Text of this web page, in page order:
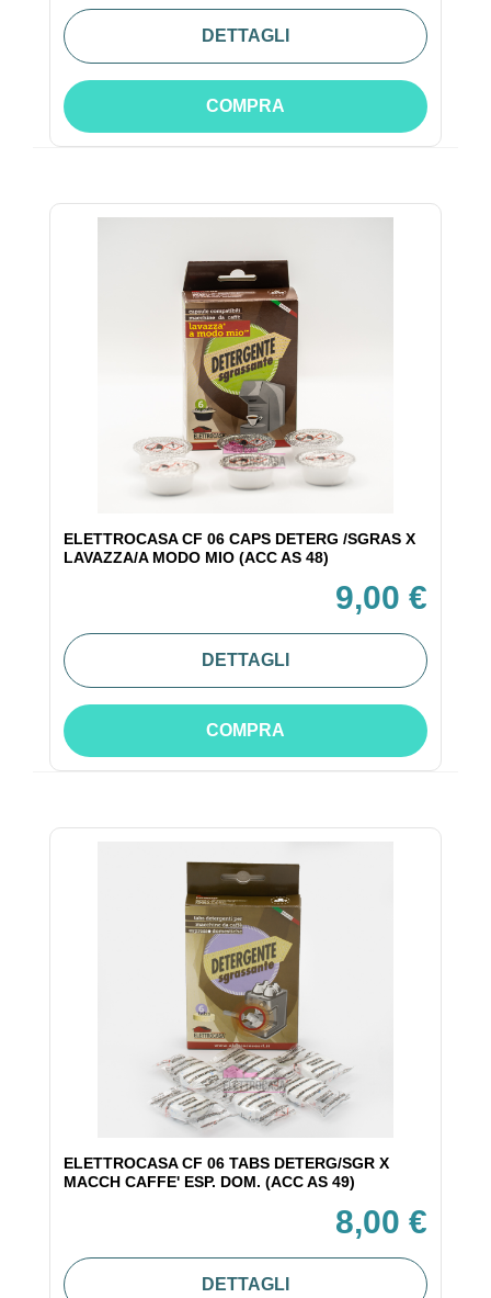
DETTAGLI
COMPRA
ELETTROCASA CF 06 CAPS DETERG /SGRAS X
LAVAZZA/A MODO MIO (ACC AS 48)
9,00 €
DETTAGLI
COMPRA
ELETTROCASA CF 06 TABS DETERG/SGR X
MACCH CAFFE' ESP. DOM. (ACC AS 49)
8,00 €
DETTAGLI